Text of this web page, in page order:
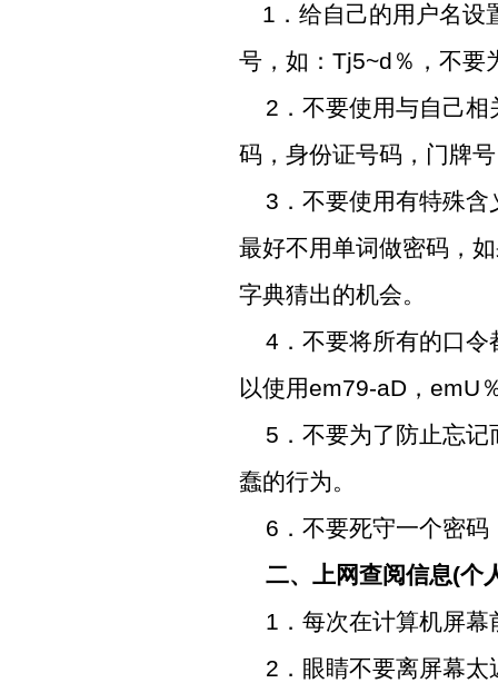
1 ．给自己的用户名
号，如： Tj5~d ％，不要
2 ．不要使用与自己
码，身份证号码，门牌
3 ．不要使用有特殊
最好不用单词做密码，
字典猜出的机会。
4 ．不要将所有的口
以使用em79-aD ， emU
5 ．不要为了防止忘
蠢的行为。
6 ．不要死守一个密
二、上网查阅信息(个
1 ．每次在计算机屏
2 ．眼睛不要离屏幕